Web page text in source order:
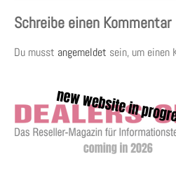
Schreibe einen Kommentar
Du musst angemeldet sein, um einen